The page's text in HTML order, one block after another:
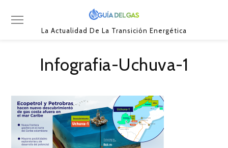
La Actualidad De La Transición Energética
Infografia-Uchuva-1